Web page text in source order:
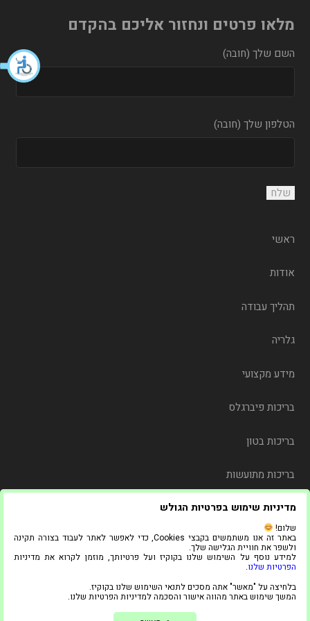
מדיניות שימוש בפרטיות הגולש
שלום!
באתר זה אנו משתמשים בקבצי Cookies, כדי לאפשר לאתר לעבוד בצורה תקינה
ולשפר את חוויית הגלישה שלך.
למידע נוסף על השימוש שלנו בקוקיז ועל פרטיותך, מוזמן לקרוא את מדיניות
הפרטיות שלנו.
בלחיצה על "מאשר" אתה מסכים לתנאי השימוש שלנו בקוקיז.
המשך שימוש באתר מהווה אישור והסכמה למדיניות הפרטיות שלנו.
מלאו פרטים ונחזור אליכם בהקדם
השם שלך (חובה)
הטלפון שלך (חובה)
ראשי
אודות
תהליך עבודה
גלריה
מידע מקצועי
בריכות פיברגלס
בריכות בטון
בריכות מתועשות
משלוח
צור קשר